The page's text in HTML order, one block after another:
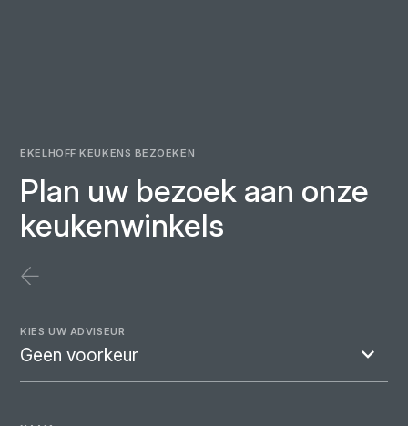
EKELHOFF KEUKENS BEZOEKEN
Plan uw bezoek aan onze
keukenwinkels
KIES UW ADVISEUR